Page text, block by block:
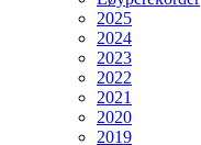
2025
2024
2023
2022
2021
2020
2019